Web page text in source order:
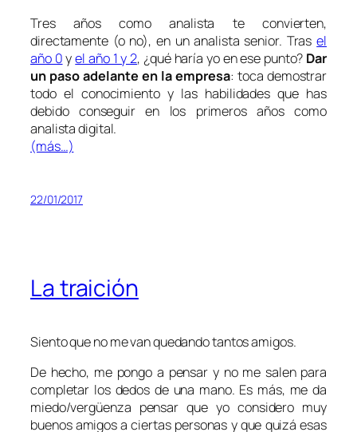
Tres años como analista te convierten,
directamente (o no), en un analista senior. Trasel
año 0yel año 1 y 2, ¿qué haría yo en ese punto? Dar
un paso adelante en la empresa: toca demostrar
todo el conocimiento y las habilidades que has
debido conseguir en los primeros años como
analista digital.
(más…)
22/01/2017
La traición
Siento que no me van quedando tantos amigos.
De hecho, me pongo a pensar y no me salen para
completar los dedos de una mano. Es más, me da
miedo/vergüenza pensar que yo considero muy
buenos amigos a ciertas personas y que quizá esas